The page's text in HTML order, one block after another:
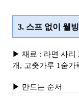
3. 스프 없이 웰
▶ 재료 : 라면 사리
개, 고춧가루 1숟가
▶ 만드는 순서